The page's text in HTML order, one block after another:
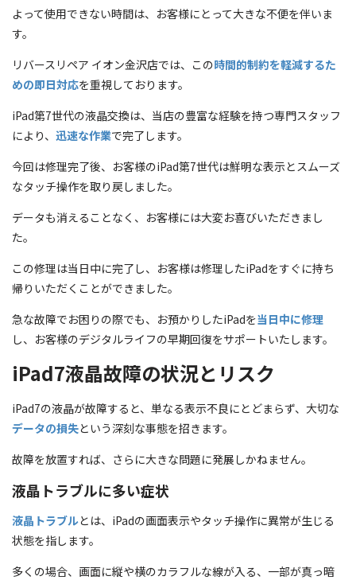
よって使用できない時間は、お客様にとって大きな不便を伴いま
す。
リバースリペア イオン金沢店では、この時間的制約を軽減するた
めの即日対応を重視しております。
iPad第7世代の液晶交換は、当店の豊富な経験を持つ専門スタッフ
により、 迅速な作業で完了します。
今回は修理完了後、お客様のiPad第7世代は鮮明な表示とスムーズ
なタッチ操作を取り戻しました。
データも消えることなく、お客様には大変お喜びいただきまし
た。
この修理は当日中に完了し、お客様は修理したiPadをすぐに持ち
帰りいただくことができました。
急な故障でお困りの際でも、お預かりしたiPadを当日中に修理
し、お客様のデジタルライフの早期回復をサポートいたします。
iPad7液晶故障の状況とリスク
iPad7の液晶が故障すると、単なる表示不良にとどまらず、大切な
データの損失という深刻な事態を招きます。
故障を放置すれば、さらに大きな問題に発展しかねません。
液晶トラブルに多い症状
液晶トラブルとは、iPadの画面表示やタッチ操作に異常が生じる
状態を指します。
多くの場合、画面に縦や横のカラフルな線が入る、一部が真っ暗